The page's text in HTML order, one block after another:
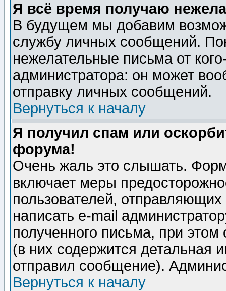
Я всё время получаю
В будущем мы добавим
службу личных сообщений.
нежелательные письма от
администратора: он может
отправку личных сообщений.
Вернуться к началу
Я получил спам или
форума!
Очень жаль это слышать.
включает меры
пользователей,
написать e-mail
полученного письма, при этом
(в них содержится детальная
отправил сообщение).
Вернуться к началу